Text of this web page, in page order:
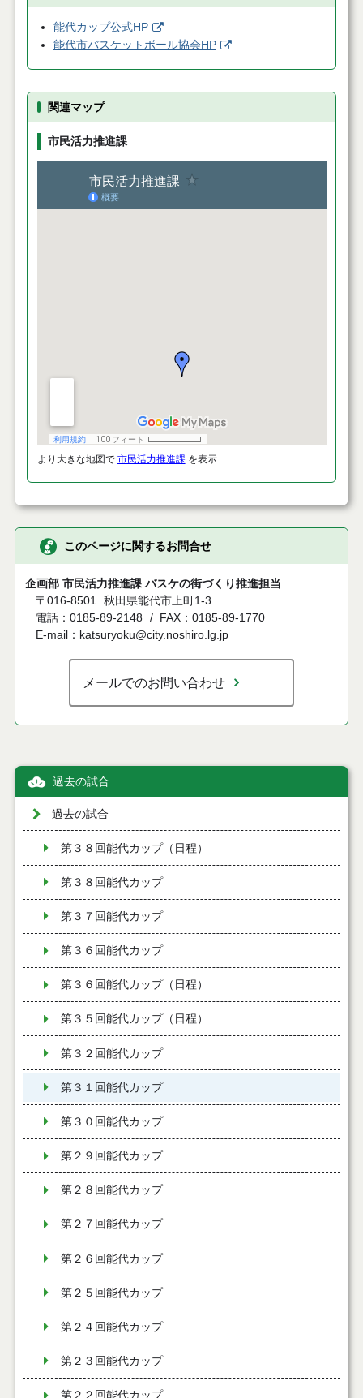
能代カップ公式HP
能代市バスケットボール協会HP
関連マップ
市民活力推進課
より大きな地図で 市民活力推進課 を表示
このページに関するお問合せ
企画部 市民活力推進課 バスケの街づくり推進担当
〒016-8501 秋田県能代市上町1-3
電話：0185-89-2148
FAX：0185-89-1770
E-mail：katsuryoku@city.noshiro.lg.jp
メールでのお問い合わせ
過去の試合
過去の試合
第３８回能代カップ（日程）
第３８回能代カップ
第３７回能代カップ
第３６回能代カップ
第３６回能代カップ（日程）
第３５回能代カップ（日程）
第３２回能代カップ
第３１回能代カップ
第３０回能代カップ
第２９回能代カップ
第２８回能代カップ
第２７回能代カップ
第２６回能代カップ
第２５回能代カップ
第２４回能代カップ
第２３回能代カップ
第２２回能代カップ